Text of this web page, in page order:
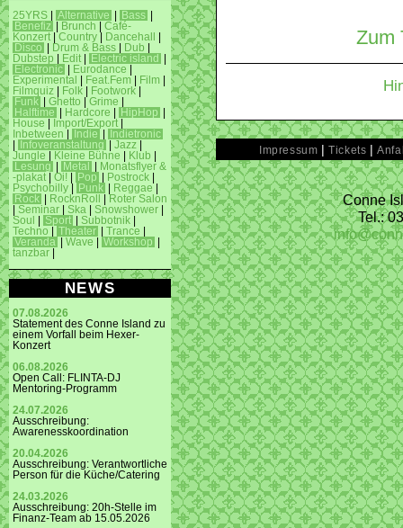
25YRS Alternative Bass
Benefiz
Brunch
Café-
Konzert
Country Dancehall
Disco
Drum & Bass Dub
Dubstep
Edit Electric island
Electronic
Eurodance
Experimental
Feat.Fem Film
Filmquiz
Folk Footwork
Funk
Ghetto Grime
Halftime
Hardcore HipHop
House
Import/Export
Inbetween
Indie
Indietronic
Infoveranstaltung Jazz
Jungle
Kleine Bühne Klub
Lesung
Metal
Monatsflyer &
-plakat
Oi! Pop Postrock
Psychobilly
Punk Reggae
Rock
RocknRoll
Roter Salon
Seminar Ska Snowshower
Soul
Sport Subbotnik
Techno
Theater Trance
Veranda
Wave Workshop
tanzbar
NEWS
07.08.2026
Statement des Conne Island zu
einem Vorfall beim Hexer-
Konzert
06.08.2026
Open Call: FLINTA-DJ
Mentoring-Programm
24.07.2026
Ausschreibung:
Awarenesskoordination
20.04.2026
Ausschreibung: Verantwortliche
Person für die Küche/Catering
24.03.2026
Ausschreibung: 20h-Stelle im
Finanz-Team ab 15.05.2026
Zum
Impressum |Tickets |
Conne
Tel.: